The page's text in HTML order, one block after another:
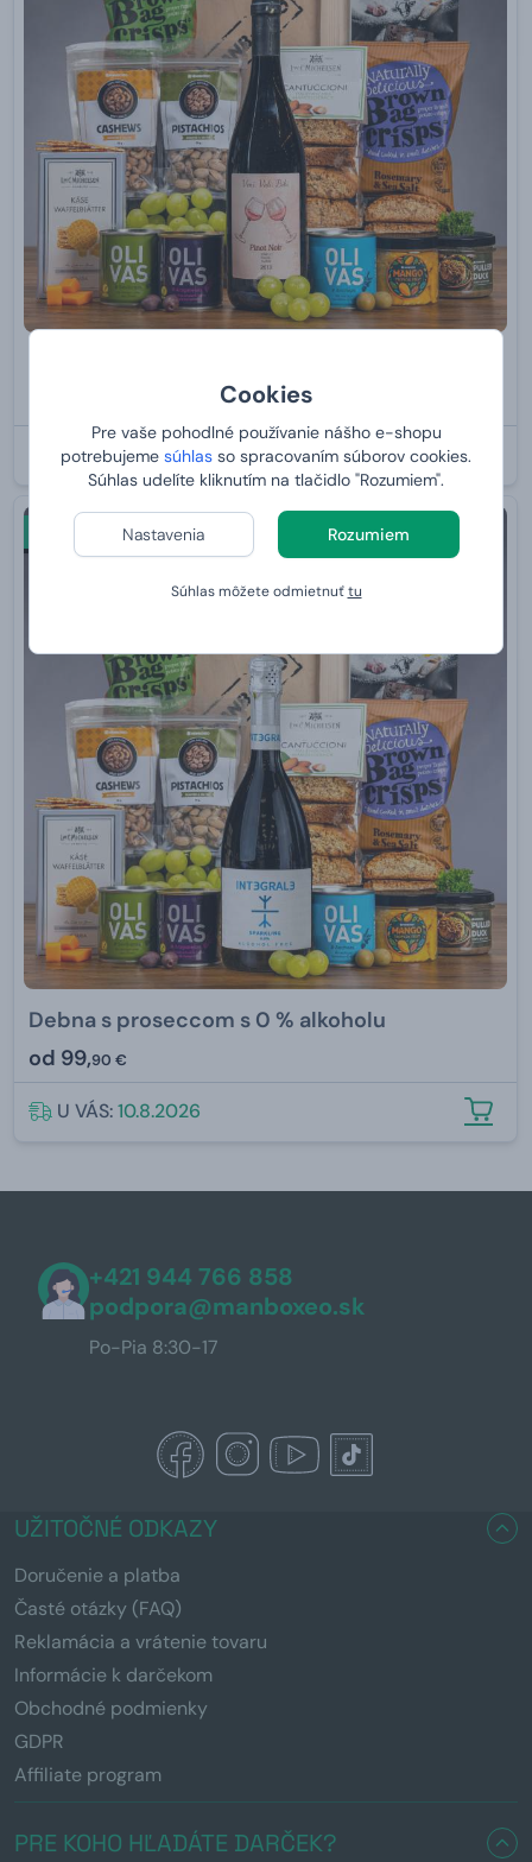
Cookies
Pre vaše pohodlné používanie nášho e-shopu
potrebujeme súhlas so spracovaním súborov cookies.
Súhlas udelíte kliknutím na tlačidlo "Rozumiem".
Nastavenia Rozumiem
Súhlas môžete odmietnuťtu
U VÁS:10.8.2026
Debna s proseccom s 0 % alkoholu
od 99,90 €
U VÁS:10.8.2026
+421 944 766 858
podpora@manboxeo.sk
Po-Pia 8:30-17
UŽITOČNÉ ODKAZY
Doručenie a platba
Časté otázky (FAQ)
Reklamácia a vrátenie tovaru
Informácie k darčekom
Obchodné podmienky
GDPR
Affiliate program
PRE KOHO HĽADÁTE DARČEK?